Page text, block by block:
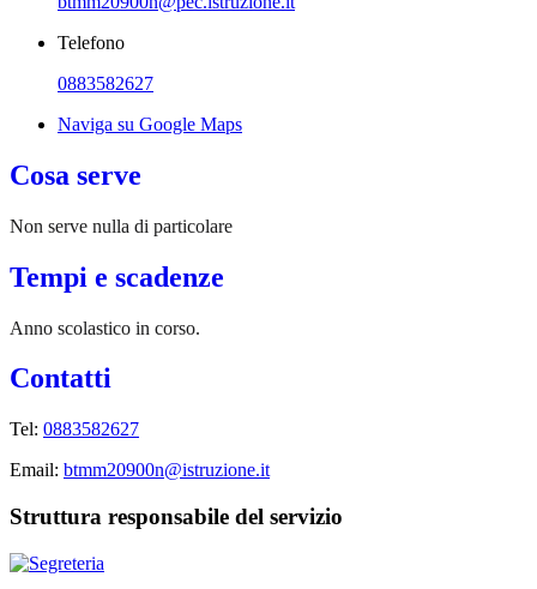
Telefono
0883582627
Naviga su Google Maps
Cosa serve
Non serve nulla di particolare
Tempi e scadenze
Anno scolastico in corso.
Contatti
Tel: 0883582627
Email: btmm20900n@istruzione.it
Struttura responsabile del servizio